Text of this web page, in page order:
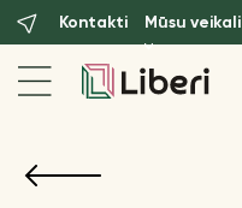
Kontakti Mūsu veikali